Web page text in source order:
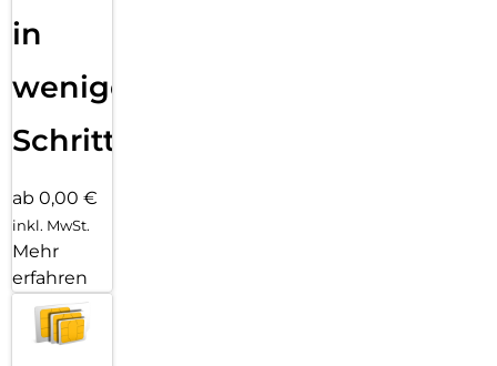
in
wenigen
Schritten
ab 0,00 €
inkl. MwSt.
Mehr
erfahren